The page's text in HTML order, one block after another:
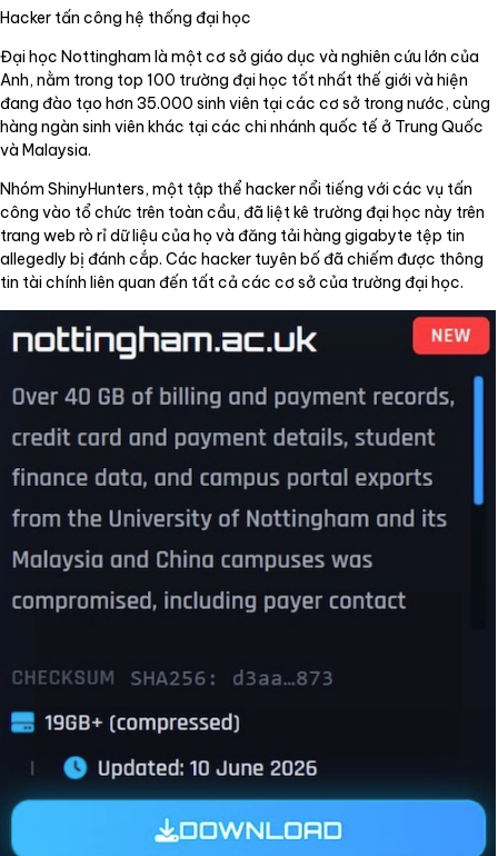
Hacker tấn công hệ thống đại học
Đại học Nottingham là một cơ sở giáo dục và nghiên cứu lớn của
Anh, nằm trong top 100 trường đại học tốt nhất thế giới và hiện
đang đào tạo hơn 35.000 sinh viên tại các cơ sở trong nước, cùng
hàng ngàn sinh viên khác tại các chi nhánh quốc tế ở Trung Quốc
và Malaysia.
Nhóm ShinyHunters, một tập thể hacker nổi tiếng với các vụ tấn
công vào tổ chức trên toàn cầu, đã liệt kê trường đại học này trên
trang web rò rỉ dữ liệu của họ và đăng tải hàng gigabyte tệp tin
allegedly bị đánh cắp. Các hacker tuyên bố đã chiếm được thông
tin tài chính liên quan đến tất cả các cơ sở của trường đại học.